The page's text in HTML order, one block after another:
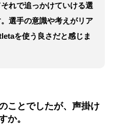
れで追っかけていける選
選手の意識や考えがリア
を使う良さだと感じま
ことでしたが、声掛け
か。